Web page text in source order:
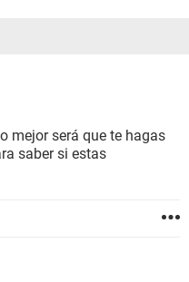
mejor será que te hagas
saber si estas